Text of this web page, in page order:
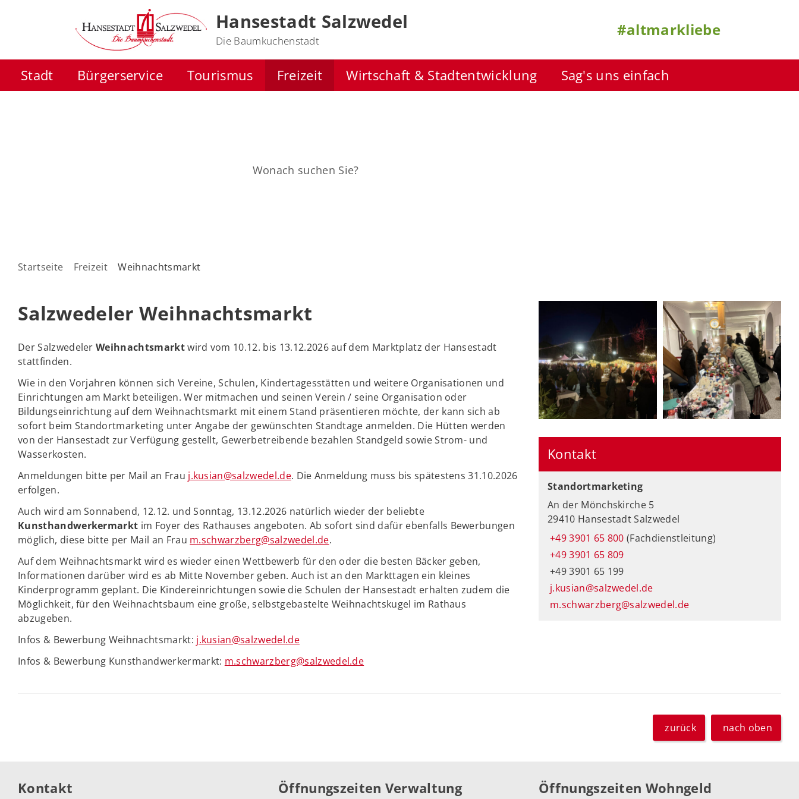
Hansestadt Salzwedel
Die Baumkuchenstadt
#altmarkliebe
Stadt Bürgerservice Tourismus Freizeit Wirtschaft & Stadtentwicklung Sag's uns einfach
Startseite Freizeit Weihnachtsmarkt
Salzwedeler Weihnachtsmarkt
Der SalzwedelerWeihnachtsmarktwird vom 10.12. bis 13.12.2026 auf dem Marktplatz der Hansestadt
stattfinden.
Wie in den Vorjahren können sich Vereine, Schulen, Kindertagesstätten und weitere Organisationen und
Einrichtungen am Markt beteiligen. Wer mitmachen und seinen Verein / seine Organisation oder
Bildungseinrichtung auf dem Weihnachtsmarkt mit einem Stand präsentieren möchte, der kann sich ab
sofort beim Standortmarketing unter Angabe der gewünschten Standtage anmelden. Die Hütten werden
von der Hansestadt zur Verfügung gestellt, Gewerbetreibende bezahlen Standgeld sowie Strom- und
Wasserkosten.
Anmeldungen bitte per Mail an Frau j.kusian@salzwedel.de. Die Anmeldung muss bis spätestens 31.10.2026
erfolgen.
Auch wird am Sonnabend, 12.12. und Sonntag, 13.12.2026 natürlich wieder der beliebte
Kunsthandwerkermarkt im Foyer des Rathauses angeboten. Ab sofort sind dafür ebenfalls Bewerbungen
möglich, diese bitte per Mail an Frau m.schwarzberg@salzwedel.de.
Auf dem Weihnachtsmarkt wird es wieder einen Wettbewerb für den oder die besten Bäcker geben,
Informationen darüber wird es ab Mitte November geben. Auch ist an den Markttagen ein kleines
Kinderprogramm geplant. Die Kindereinrichtungen sowie die Schulen der Hansestadt erhalten zudem die
Möglichkeit, für den Weihnachtsbaum eine große, selbstgebastelte Weihnachtskugel im Rathaus
abzugeben.
Infos & Bewerbung Weihnachtsmarkt: j.kusian@salzwedel.de
Infos & Bewerbung Kunsthandwerkermarkt: m.schwarzberg@salzwedel.de
Kontakt
Standortmarketing
An der Mönchskirche 5
29410 Hansestadt Salzwedel
+49 3901 65 800 (Fachdienstleitung)
+49 3901 65 809
+49 3901 65 199
j.kusian@salzwedel.de
m.schwarzberg@salzwedel.de
zurück nach oben
Kontakt Öffnungszeiten Verwaltung Öffnungszeiten Wohngeld